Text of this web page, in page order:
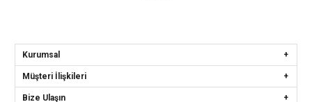
Kurumsal
Müşteri İlişkileri
Bize Ulaşın